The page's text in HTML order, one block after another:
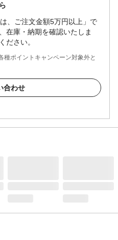
、ご注文金額5万円以上」で
在庫・納期を確認いたしま
ださい。
ポイントキャンペーン対象外と
合わせ